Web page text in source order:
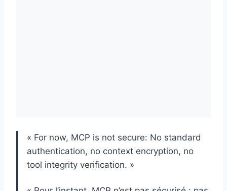
« For now, MCP is not secure: No standard
authentication, no context encryption, no
tool integrity verification. »